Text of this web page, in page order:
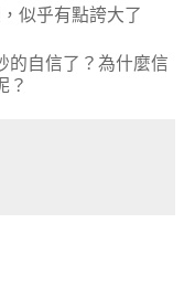
似乎有點誇大了
的自信了？為什麼信
？